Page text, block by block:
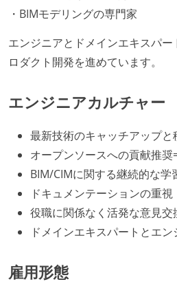
・BIMモデリングの専門家
エンジニアとドメインエキスパ
ロダクト開発を進めています。
エンジニアカルチャー
最新技術のキャッチアップ
オープンソースへの貢献推奨
BIM/CIMに関する継続的な学
ドキュメンテーションの重視
役職に関係なく活発な意見交
ドメインエキスパートとエ
雇用形態